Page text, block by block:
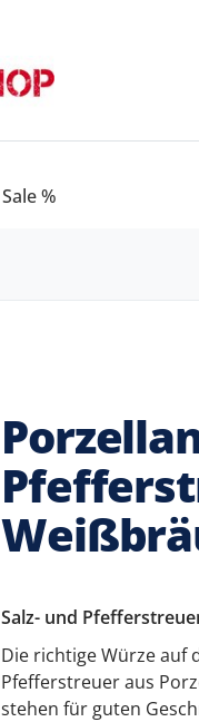
Sale %
Salz- und
Die richtige Würze auf
Pfefferstreuer aus
stehen für guten